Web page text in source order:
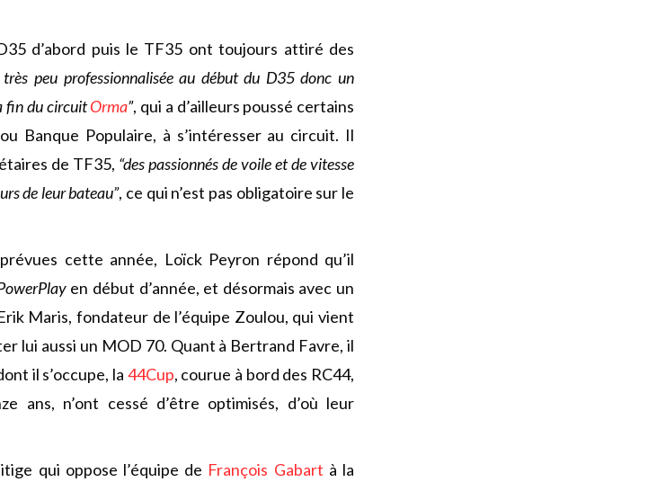
d’abord puis le TF35 ont toujours attiré des
très peu professionnalisée au début du D35 donc un
fin du circuitOrma”, qui a d’ailleurs poussé certains
Banque Populaire, à s’intéresser au circuit. Il
de TF35, “des passionnés de voile et de vitesse
de leur bateau”, ce qui n’est pas obligatoire sur le
cette année, Loïck Peyron répond qu’il
en début d’année, et désormais avec un
Maris, fondateur de l’équipe Zoulou, qui vient
lui aussi un MOD 70. Quant à Bertrand Favre, il
il s’occupe, la 44Cup, courue à bord des RC44,
ans, n’ont cessé d’être optimisés, d’où leur
qui oppose l’équipe de François Gabart à la